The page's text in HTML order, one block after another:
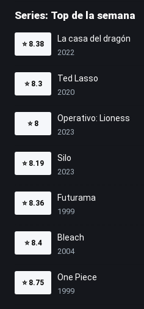
Series: Top de la semana
⭐ 8.38
La casa del dragón
2022
⭐ 8.3
Ted Lasso
2020
⭐ 8
Operativo: Lioness
2023
⭐ 8.19
Silo
2023
⭐ 8.36
Futurama
1999
⭐ 8.4
Bleach
2004
⭐ 8.75
One Piece
1999